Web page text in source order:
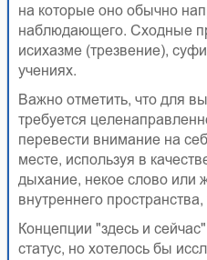
на которые оно обычно
наблюдающего. Сходные
исихазме (трезвение),
учениях.
Важно отметить, что для
требуется
перевести внимание на
месте, используя в
дыхание, некое слово или
внутреннего
Концепции "здесь и
статус, но хотелось бы